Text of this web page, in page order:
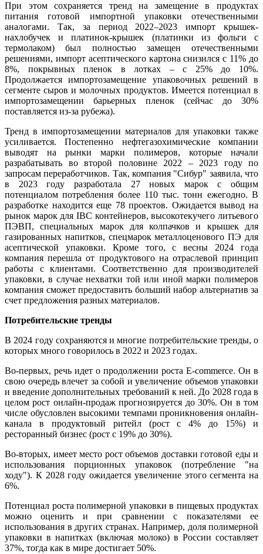
При этом сохраняется тренд на замещение в продуктах
питания готовой импортной упаковки отечественными
аналогами. Так, за период 2022–2023 импорт крышек-
нахлобучек и платинок-крышек (платинки из фольги с
термолаком) был полностью замещен отечественными
решениями, импорт асептического картона снизился с 11% до
8%, покрывных пленок в лотках – с 25% до 10%.
Продолжается импортозамещение упаковочных решений в
сегменте сыров и молочных продуктов. Имеется потенциал в
импортозамещении барьерных пленок (сейчас до 30%
поставляется из-за рубежа).
Тренд в импортозамещении материалов для упаковки также
усиливается. Постепенно нефтегазохимические компании
выводят на рынки марки полимеров, которые начали
разрабатывать во второй половине 2022 – 2023 году по
запросам переработчиков. Так, компания "Сибур" заявила, что
в 2023 году разработала 27 новых марок с общим
потенциалом потребления более 110 тыс. тонн ежегодно. В
разработке находится еще 78 проектов. Ожидается вывод на
рынок марок для IBC контейнеров, высокотекучего литьевого
ПЭВП, специальных марок для колпачков и крышек для
газированных напитков, спецмарок металлоценового ПЭ для
асептической упаковки. Кроме того, с весны 2024 года
компания перешла от продуктового на отраслевой принцип
работы с клиентами. Соответственно для производителей
упаковки, в случае нехватки той или иной марки полимеров
компания сможет предоставить больший набор альтернатив за
счет предложения разных материалов.
Потребительские тренды
В 2024 году сохраняются и многие потребительские тренды, о
которых много говорилось в 2022 и 2023 годах.
Во-первых, речь идет о продолжении роста E-commerce. Он в
свою очередь влечет за собой и увеличение объемов упаковки
и введение дополнительных требований к ней. До 2028 года в
целом рост онлайн-продаж прогнозируется до 30%. Он в том
числе обусловлен высокими темпами проникновения онлайн-
канала в продуктовый ритейл (рост с 4% до 15%) и
ресторанный бизнес (рост с 19% до 30%).
Во-вторых, имеет место рост объемов доставки готовой еды и
использования порционных упаковок (потребление "на
ходу"). К 2028 году ожидается увеличение этого сегмента на
6%.
Потенциал роста полимерной упаковки в пищевых продуктах
можно оценить и при сравнении с показателями ее
использования в других странах. Например, доля полимерной
упаковки в напитках (включая молоко) в России составляет
37%, тогда как в мире достигает 50%.